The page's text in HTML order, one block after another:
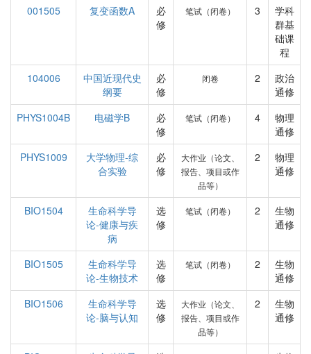
001505
复变函数A
必
修
笔试（闭卷） 3
学科
群基
础课
程
104006
中国近现代史
纲要
必
修
闭卷 2
政治
通修
PHYS1004B
电磁学B
必
修
笔试（闭卷） 4
物理
通修
PHYS1009
大学物理-综
合实验
必
修
大作业（论文、
报告、项目或作
品等）
2
物理
通修
BIO1504
生命科学导
论-健康与疾
病
选
修
笔试（闭卷） 2
生物
通修
BIO1505
生命科学导
论-生物技术
选
修
笔试（闭卷） 2
生物
通修
BIO1506
生命科学导
论-脑与认知
选
修
大作业（论文、
报告、项目或作
品等）
2
生物
通修